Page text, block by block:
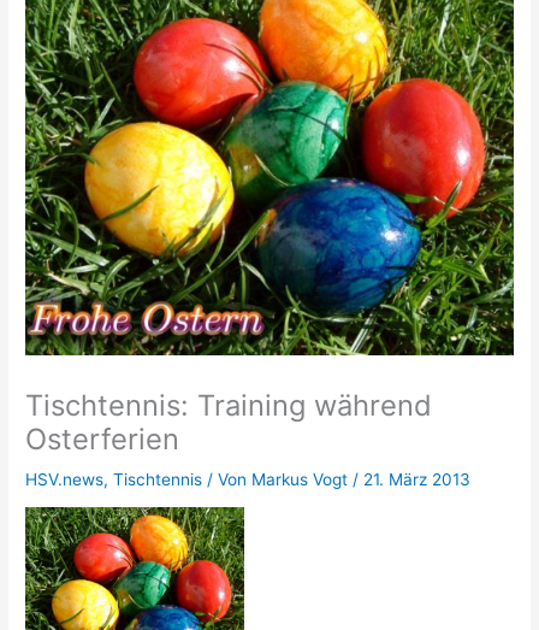
Tischtennis: Training während
Osterferien
HSV.news,Tischtennis / Von Markus Vogt / 21. März 2013